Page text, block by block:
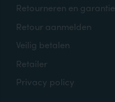
Retourneren en garantie
Retour aanmelden
Veilig betalen
Retailer
Privacy policy